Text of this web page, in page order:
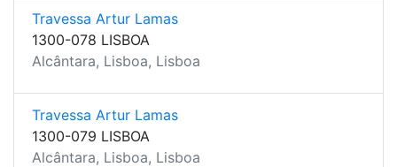
Travessa Artur Lamas
1300-078 LISBOA
Alcântara, Lisboa, Lisboa
Travessa Artur Lamas
1300-079 LISBOA
Alcântara, Lisboa, Lisboa